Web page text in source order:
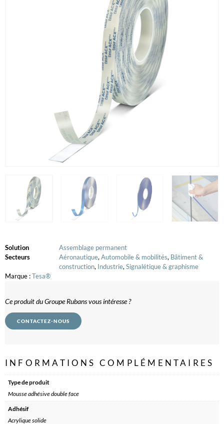
Solution
Assemblage permanent
Secteurs
Aéronautique, Automobile & mobilités, Bâtiment &
construction, Industrie, Signalétique & graphisme
Marque :Tesa®
Ce produit du Groupe Rubans vous intéresse ?
CONTACTEZ-NOUS
INFORMATIONS COMPLÉMENTAIRES
Type de produit
Mousse adhésive double face
Adhésif
Acrylique solide